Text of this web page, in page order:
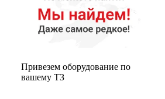
Привезем оборудование по
вашему ТЗ